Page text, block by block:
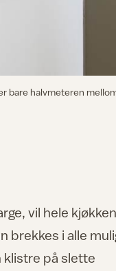
bare halvmeteren
vil hele
brekkes i alle
klistre på slette